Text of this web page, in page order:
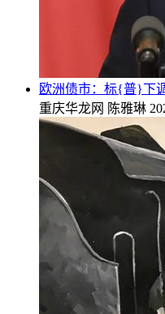
欧洲债市：标{普}下
重庆华龙网 陈雅琳